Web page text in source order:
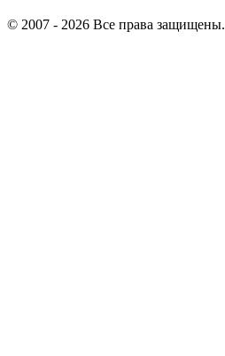
© 2007 - 2026 Все права защищены.